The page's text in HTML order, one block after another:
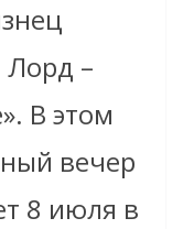
–
В этом
вечер
8 июля в